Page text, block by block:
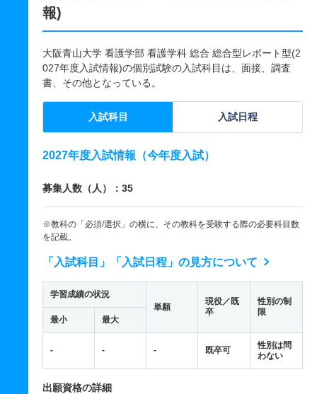
報)
大阪青山大学 看護学部 看護学科 総合 総合型レポート型(2
027年度入試情報)の個別試験の入試科目は、面接、調査
書、その他となっている。
入試科目 入試日程
2027年度入試情報（今年度入試）
募集人数（人）：35
※教科の「必須/選択」の横に、その教科を受験する際の必要科目数
を記載。
「入試科目」「入試日程」の見方について
学習成績の状況
単願
現役／既
卒
性別の制
限
最小 最大
- - - 既卒可
性別は問
わない
出願資格の詳細